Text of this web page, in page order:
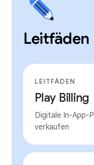
Leitfäden
LEITFÄDEN
Play Billing
Digitale In-App-
verkaufen